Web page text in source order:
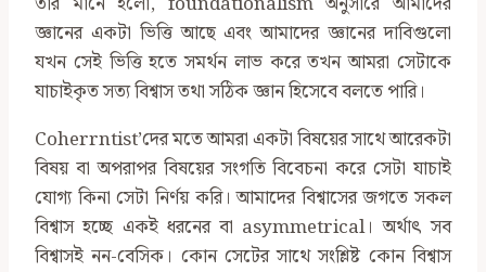
জ্ঞানের একটা ভিত্তি আছে এবং আমাদের জ্ঞানের দাবিগুলো
যখন সেই ভিত্তি হতে সমর্থন লাভ করে তখন আমরা সেটাকে
যাচাইকৃত সত্য বিশ্বাস তথা সঠিক জ্ঞান হিসেবে বলতে পারি।
Coherrntist’দের মতে আমরা একটা বিষয়ের সাথে আরেকটা
বিষয় বা অপরাপর বিষয়ের সংগতি বিবেচনা করে সেটা যাচাই
যোগ্য কিনা সেটা নির্ণয় করি। আমাদের বিশ্বাসের জগতে সকল
বিশ্বাস হচ্ছে একই ধরনের বা asymmetrical। অর্থাৎ সব
বিশ্বাসই নন-বেসিক। কোন সেটের সাথে সংশ্লিষ্ট কোন বিশ্বাস